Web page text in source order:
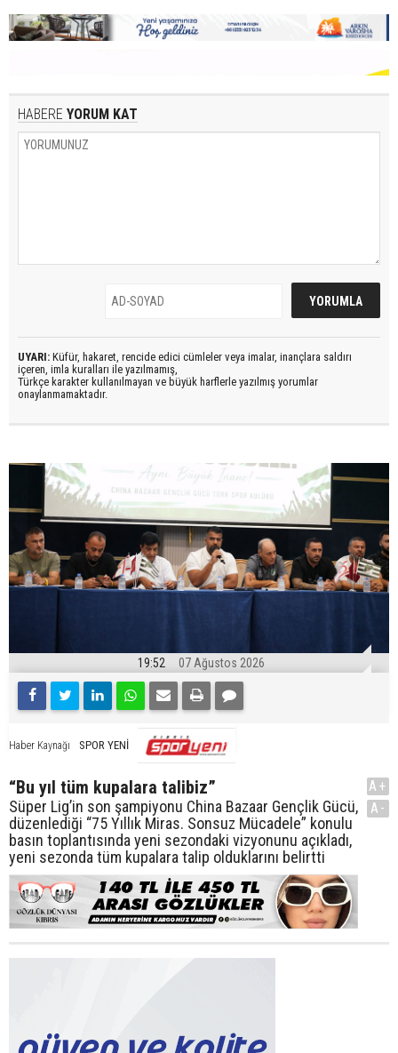
HABERE YORUM KAT
UYARI: Küfür, hakaret, rencide edici cümleler veya imalar, inançlara saldırı
içeren, imla kuralları ile yazılmamış,
Türkçe karakter kullanılmayan ve büyük harflerle yazılmış yorumlar
onaylanmamaktadır.
19:52 07 Ağustos 2026
Haber Kaynağı SPOR YENİ
“Bu yıl tüm kupalara talibiz”
Süper Lig’in son şampiyonu China Bazaar Gençlik Gücü,
düzenlediği “75 Yıllık Miras. Sonsuz Mücadele” konulu
basın toplantısında yeni sezondaki vizyonunu açıkladı,
yeni sezonda tüm kupalara talip olduklarını belirtti
A+
A-